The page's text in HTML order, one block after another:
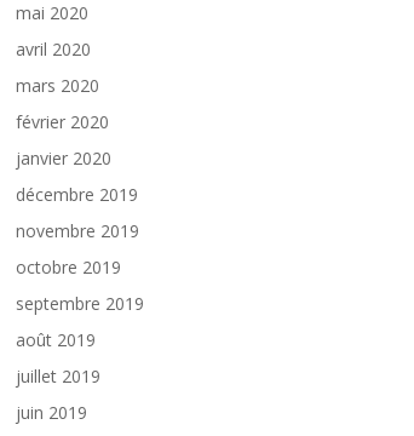
mai 2020
avril 2020
mars 2020
février 2020
janvier 2020
décembre 2019
novembre 2019
octobre 2019
septembre 2019
août 2019
juillet 2019
juin 2019